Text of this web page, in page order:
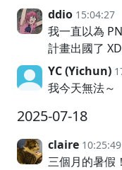
ddio 15:04:27
我一直以為
計畫出國了 XD
YC (Yichun)
我今天無法～
2025-07-18
claire 10:25:49
三個月的暑假